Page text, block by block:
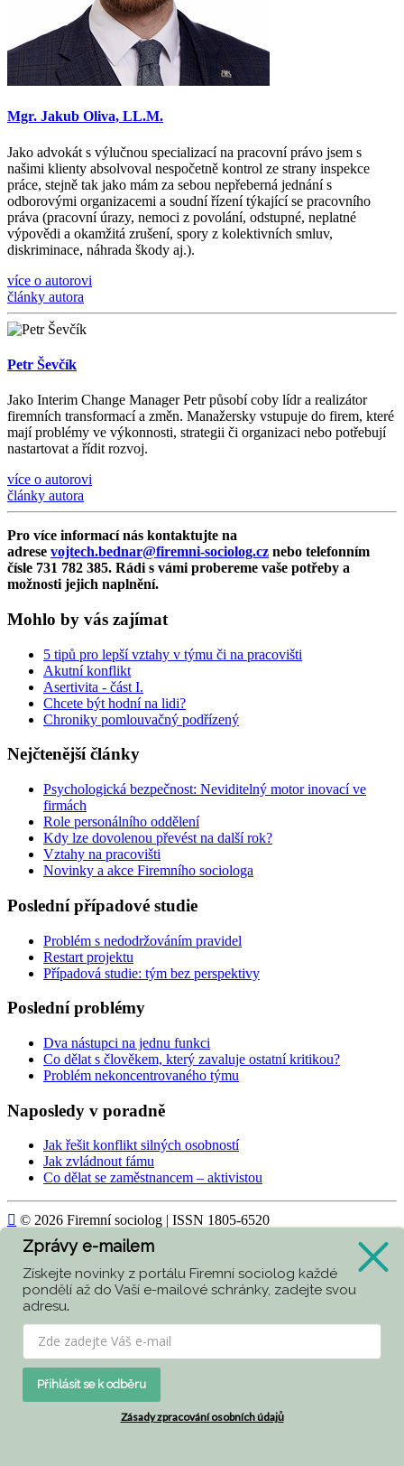
Mgr. Jakub Oliva, LL.M.
Jako advokát s výlučnou specializací na pracovní právo jsem s
našimi klienty absolvoval nespočetně kontrol ze strany inspekce
práce, stejně tak jako mám za sebou nepřeberná jednání s
odborovými organizacemi a soudní řízení týkající se pracovního
práva (pracovní úrazy, nemoci z povolání, odstupné, neplatné
výpovědi a okamžitá zrušení, spory z kolektivních smluv,
diskriminace, náhrada škody aj.).
více o autorovi
články autora
Petr Ševčík
Jako Interim Change Manager Petr působí coby lídr a realizátor
firemních transformací a změn. Manažersky vstupuje do firem, které
mají problémy ve výkonnosti, strategii či organizaci nebo potřebují
nastartovat a řídit rozvoj.
více o autorovi
články autora
Pro více informací nás kontaktujte na
adrese vojtech.bednar@firemni-sociolog.cz nebo telefonním
čísle 731 782 385. Rádi s vámi probereme vaše potřeby a
možnosti jejich naplnění.
Mohlo by vás zajímat
5 tipů pro lepší vztahy v týmu či na pracovišti
Akutní konflikt
Asertivita - část I.
Chcete být hodní na lidi?
Chroniky pomlouvačný podřízený
Nejčtenější články
Psychologická bezpečnost: Neviditelný motor inovací ve
firmách
Role personálního oddělení
Kdy lze dovolenou převést na další rok?
Vztahy na pracovišti
Novinky a akce Firemního sociologa
Poslední případové studie
Problém s nedodržováním pravidel
Restart projektu
Případová studie: tým bez perspektivy
Poslední problémy
Dva nástupci na jednu funkci
Co dělat s člověkem, který zavaluje ostatní kritikou?
Problém nekoncentrovaného týmu
Naposledy v poradně
Jak řešit konflikt silných osobností
Jak zvládnout fámu
Co dělat se zaměstnancem – aktivistou
 © 2026 Firemní sociolog | ISSN 1805-6520
Today864
Yesterday849
Week 2570
Month3427
All
415901
Currently are 45 guests and no members online
Zprávy e-mailem
Získejte novinky z portálu Firemní sociolog každé
pondělí až do Vaší e-mailové schránky, zadejte svou
adresu.
Přihlásit se k odběru
Zásady zpracování osobních údajů